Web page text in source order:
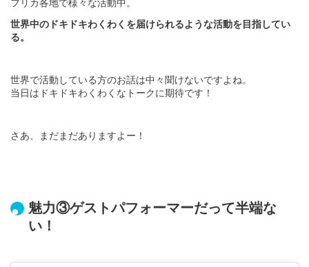
フリカ各地で様々な活動中。
世界中のドキドキわくわくを届けられるような活動を目指してい
る。
世界で活動している方のお話は中々聞けないですよね。
当日はドキドキわくわくなトークに期待です！
さあ、まだまだありますよー！
魅力③ゲストパフォーマーだって半端な
い！